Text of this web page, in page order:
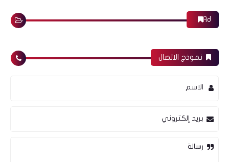
Ad
نموذج الاتصال
الاسم
بريد إلكتروني
رسالة